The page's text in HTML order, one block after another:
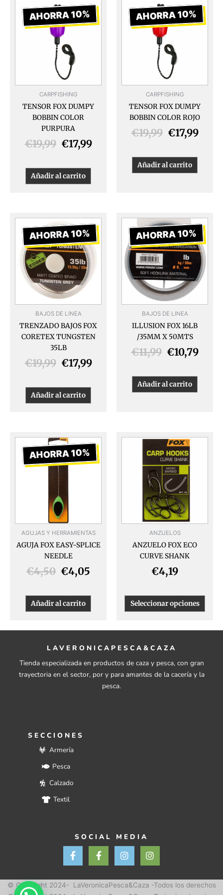
AHORRA 10%
CARPFISHING
TENSOR FOX DUMPY
BOBBIN COLOR
PURPURA
€19,99
precio
original
era:
€19,99.
€17,99
precio
actual
Añadir al carrito
AHORRA 10%
CARPFISHING
TENSOR FOX DUMPY
BOBBIN COLOR ROJO
€19,99
precio
original
€19,99.
€17,99
Añadir al carrito
AHORRA 10%
BAJOS DE LINEA
TRENZADO BAJOS FOX
CORETEX TUNGSTEN
35LB
€19,99
El
precio
original
era:
€19,99.
€17,99
El
precio
actual
es:
€17,99.
Añadir al carrito
AHORRA 10%
BAJOS DE LINEA
ILLUSION FOX 16LB
/35MM X 50MTS
€11,99
El
precio
original
era:
€11,99.
€10,79
El
es:
Añadir al carrito
AHORRA 10%
AGUJAS Y HERRAMIENTAS
AGUJA FOX EASY-SPLICE
NEEDLE
€4,50
El
precio
original
€4,05
El
precio
actual
Añadir al carrito
ANZUELOS
ANZUELO FOX ECO
CURVE SHANK
€4,19
Seleccionar opciones
Este
LAVERONICAPESCA&CAZA
Tienda especializada en productos de caza y pesca, con gran
trayectoria en el sector, por y para amantes de la cacería y la
pesca.
SECCIONES
Armería
Pesca
Calzado
Textil
SOCIAL MEDIA
F
a
c
b
F
a
c
b
I
n
s
a
I
n
s
a
© Copyright 2024- LaVeronicaPesca&Caza -Todos los derechos